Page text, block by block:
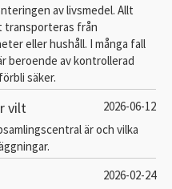
av livsmedel. Allt
transporteras från
eller hushåll. I många fall
beroende av kontrollerad
säker.
vilt
2026-06-12
är och vilka
2026-02-24